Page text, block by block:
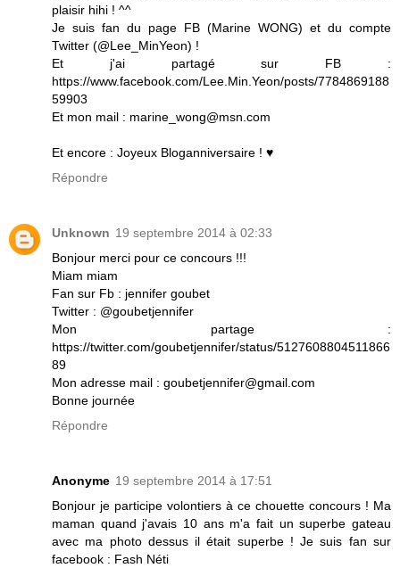
plaisir hihi ! ^^
Je suis fan du page FB (Marine WONG) et du compte
Twitter (@Lee_MinYeon) !
Et j'ai partagé sur FB :
https://www.facebook.com/Lee.Min.Yeon/posts/7784869188
59903
Et mon mail : marine_wong@msn.com
Et encore : Joyeux Bloganniversaire ! ♥
Répondre
Unknown 19 septembre 2014 à 02:33
Bonjour merci pour ce concours !!!
Miam miam
Fan sur Fb : jennifer goubet
Twitter : @goubetjennifer
Mon partage :
https://twitter.com/goubetjennifer/status/5127608804511866
89
Mon adresse mail : goubetjennifer@gmail.com
Bonne journée
Répondre
Anonyme 19 septembre 2014 à 17:51
Bonjour je participe volontiers à ce chouette concours ! Ma
maman quand j'avais 10 ans m'a fait un superbe gateau
avec ma photo dessus il était superbe ! Je suis fan sur
facebook : Fash Néti